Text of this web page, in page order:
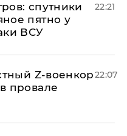
спутники
пятно у
ВСУ
22:21
Z-военкор
провале
22:07